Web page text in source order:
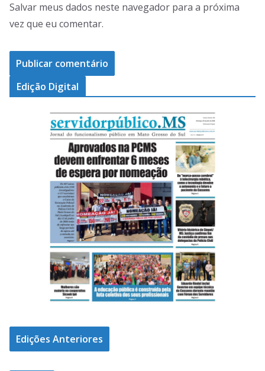
Salvar meus dados neste navegador para a próxima
vez que eu comentar.
Edição Digital
Edições Anteriores